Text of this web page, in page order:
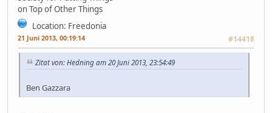
on Top of Other Things
Location: Freedonia
21 Juni 2013, 00:19:14 #14418
Zitat von: Hedning am 20 Juni 2013, 23:54:49
Ben Gazzara